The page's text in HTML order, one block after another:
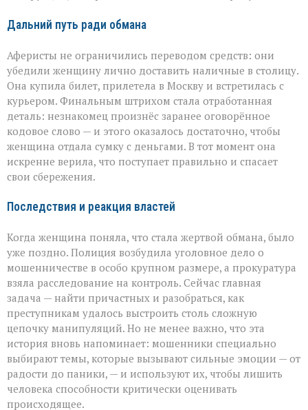
Дальний путь ради обмана
Аферисты не ограничились переводом средств: они
убедили женщину лично доставить наличные в столицу.
Она купила билет, прилетела в Москву и встретилась с
курьером. Финальным штрихом стала отработанная
деталь: незнакомец произнёс заранее оговорённое
кодовое слово — и этого оказалось достаточно, чтобы
женщина отдала сумку с деньгами. В тот момент она
искренне верила, что поступает правильно и спасает
свои сбережения.
Последствия и реакция властей
Когда женщина поняла, что стала жертвой обмана, было
уже поздно. Полиция возбудила уголовное дело о
мошенничестве в особо крупном размере, а прокуратура
взяла расследование на контроль. Сейчас главная
задача — найти причастных и разобраться, как
преступникам удалось выстроить столь сложную
цепочку манипуляций. Но не менее важно, что эта
история вновь напоминает: мошенники специально
выбирают темы, которые вызывают сильные эмоции — от
радости до паники, — и используют их, чтобы лишить
человека способности критически оценивать
происходящее.